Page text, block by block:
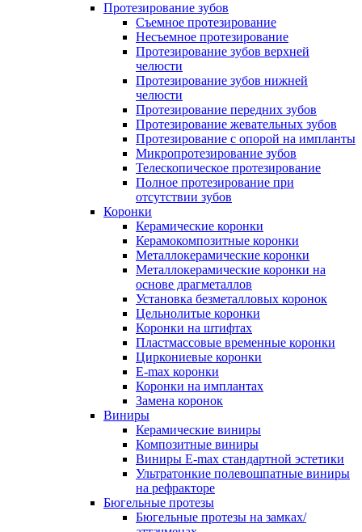
Протезирование зубов
Съемное протезирование
Несъемное протезирование
Протезирование зубов верхней
челюсти
Протезирование зубов нижней
челюсти
Протезирование передних зубов
Протезирование жевательных зубов
Протезирование с опорой на импланты
Микропротезирование зубов
Телескопическое протезирование
Полное протезирование при
отсутствии зубов
Коронки
Керамические коронки
Керамокомпозитные коронки
Металлокерамические коронки
Металлокерамические коронки на
основе драгметаллов
Установка безметалловых коронок
Цельнолитые коронки
Коронки на штифтах
Пластмассовые временные коронки
Циркониевые коронки
E-max коронки
Коронки на имплантах
Замена коронок
Виниры
Керамические виниры
Композитные виниры
Виниры E-max стандартной эстетики
Ультратонкие полевошпатные виниры
на рефракторе
Бюгельные протезы
Бюгельные протезы на замках/